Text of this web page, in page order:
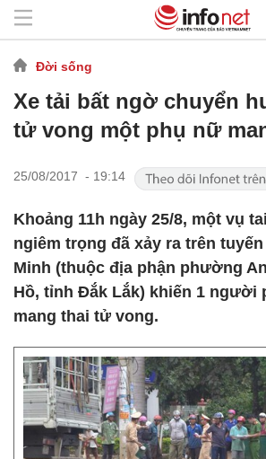
Đời sống
Xe tải bất ngờ chuyển
tử vong một phụ nữ
25/08/2017 - 19:14
Khoảng 11h ngày 25/8, một vụ
ngiêm trọng đã xảy ra trên
Minh (thuộc địa phận phường
Hồ, tỉnh Đắk Lắk) khiến 1 người
mang thai tử vong.